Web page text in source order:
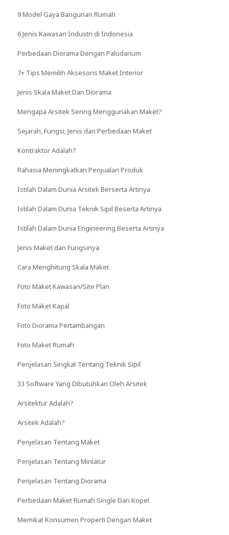
9 Model Gaya Bangunan Rumah
6 Jenis Kawasan Industri di Indonesia
Perbedaan Diorama Dengan Paludarium
7+ Tips Memilih Aksesoris Maket Interior
Jenis Skala Maket Dan Diorama
Mengapa Arsitek Sering Menggunakan Maket?
Sejarah, Fungsi, Jenis dan Perbedaan Maket
Kontraktor Adalah?
Rahasia Meningkatkan Penjualan Produk
Istilah Dalam Dunia Arsitek Berserta Artinya
Istilah Dalam Dunia Teknik Sipil Beserta Artinya
Istilah Dalam Dunia Engineering Beserta Artinya
Jenis Maket dan Fungsinya
Cara Menghitung Skala Maket
Foto Maket Kawasan/Site Plan
Foto Maket Kapal
Foto Diorama Pertambangan
Foto Maket Rumah
Penjelasan Singkat Tentang Teknik Sipil
33 Software Yang Dibutuhkan Oleh Arsitek
Arsitektur Adalah?
Arsitek Adalah?
Penjelasan Tentang Maket
Penjelasan Tentang Miniatur
Penjelasan Tentang Diorama
Perbedaan Maket Rumah Single Dan Kopel
Memikat Konsumen Properti Dengan Maket